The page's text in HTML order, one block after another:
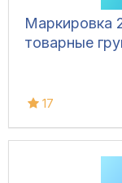
Маркировка
товарные
17